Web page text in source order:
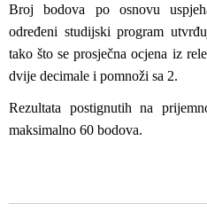
Broj bodova po osnovu
određeni studijski program
tako što se prosječna ocjena iz
dvije decimale i pomnoži sa 2.
Rezultata postignutih na
maksimalno 60 bodova.